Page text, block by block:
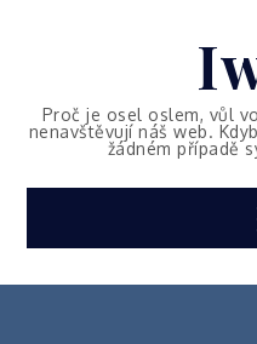
Proč je osel oslem, vůl
nenavštěvují náš web.
žádném případě